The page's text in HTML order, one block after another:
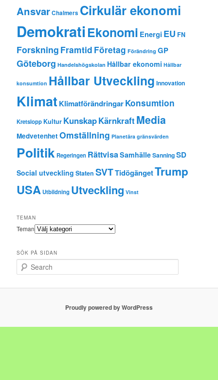
AnsvarChalmers Cirkulär ekonomi
DemokratiEkonomi Energi EU FN
Forskning Framtid Företag Förändring GP
Göteborg Handelshögskolan Hållbar ekonomi Hållbar
konsumtion Hållbar Utveckling Innovation
KlimatKlimatförändringarKonsumtion
Kretslopp Kultur KunskapKärnkraft Media
MedvetenhetOmställning Planetära gränsvärden
Politik Regeringen Rättvisa SamhälleSanningSD
Social utveckling Staten SVTTidögängetTrump
USAUtbildning Utveckling Vinst
TEMAN
Teman
SÖK PÅ SIDAN
Search
Proudly powered by WordPress